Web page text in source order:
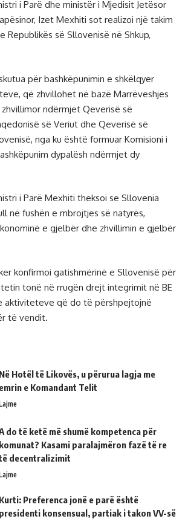
i Parë dhe ministër i Mjedisit Jetësor
Izet Mexhiti sot realizoi një takim
Republikës së Sllovenisë në Shkup,
për bashkëpunimin e shkëlqyer
që zhvillohet në bazë Marrëveshjes
ndërmjet Qeverisë së
së Veriut dhe Qeverisë së
nga ku është formuar Komisioni i
dypalësh ndërmjet dy
i Parë Mexhiti theksoi se Sllovenia
në fushën e mbrojtjes së natyrës,
e gjelbër dhe zhvillimin e gjelbër
konfirmoi gatishmërinë e Sllovenisë për
tonë në rrugën drejt integrimit në BE
aktiviteteve që do të përshpejtojnë
të vendit.
Në Hotël të Likovës, u përurua lagja me
emrin e Komandant Telit
do të ketë më shumë kompetenca për
komunat? Kasami paralajmëron fazë të re
decentralizimit
Kurti: Preferenca jonë e parë është
presidenti konsensual, partiak i takon VV-së